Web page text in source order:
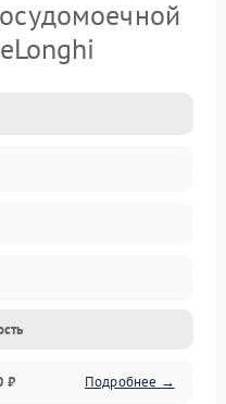
₽ Подробнее →